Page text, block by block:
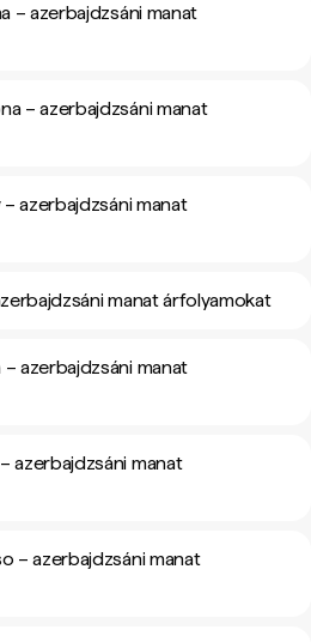
– azerbajdzsáni manat
– azerbajdzsáni manat
azerbajdzsáni manat
manat árfolyamokat
azerbajdzsáni manat
azerbajdzsáni manat
– azerbajdzsáni manat